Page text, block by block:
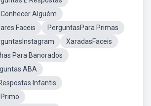
Alguém
Faceis
PerguntasPara Primas
XaradasFaceis
Para Banorados
ABA
Infantis